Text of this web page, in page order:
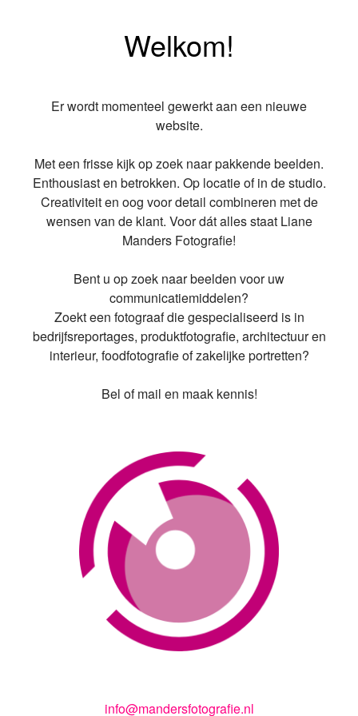
Welkom!
Er wordt momenteel gewerkt aan een nieuwe
website.
Met een frisse kijk op zoek naar pakkende beelden.
Enthousiast en betrokken. Op locatie of in de studio.
Creativiteit en oog voor detail combineren met de
wensen van de klant. Voor dát alles staat Liane
Manders Fotografie!
Bent u op zoek naar beelden voor uw
communicatiemiddelen?
Zoekt een fotograaf die gespecialiseerd is in
bedrijfsreportages, produktfotografie, architectuur en
interieur, foodfotografie of zakelijke portretten?
Bel of mail en maak kennis!
info@mandersfotografie.nl